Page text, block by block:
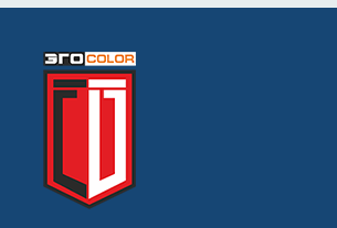
и отправляем транспортной
компанией